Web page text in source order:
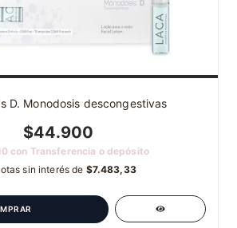
D. Monodosis descongestivas
$44.900
con Transferencia o depósito
sin interés de $7.483,33